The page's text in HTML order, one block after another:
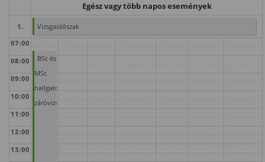
Egész vagy több napos események
1.
Vizsgaidőszak
07:00
08:00
09:00
10:00
11:00
12:00
13:00
BSc és
MSc
hallgatók
záróvizsgája